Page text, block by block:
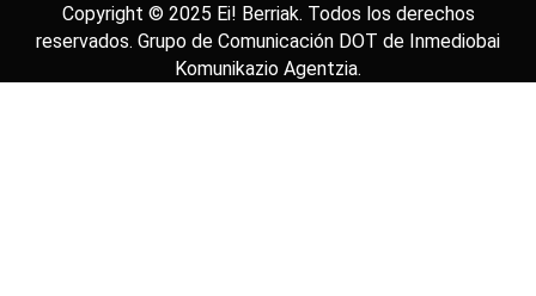
Copyright © 2025 Ei! Berriak. Todos los derechos
reservados. Grupo de Comunicación DOT de Inmediobai
Komunikazio Agentzia.